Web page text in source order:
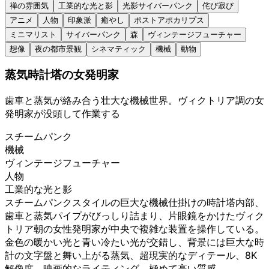
禅の雰囲気 工業的な光と影 光影サイバーパンク
侘び寂び
アニメ
人物 印象派 癒やし
ポストアポカリプス
ミニマリスト
サイバーパンク 森
ヴィンテージフューチャー
想像
夜の都市景観 シネマティック 機械 動物
蒸気時計塔の女発明家
歯車と蒸気が絡み合う壮大な機械世界。ヴィクトリア調の女
発明家が没頭して作業する
スチームパンク
機械
ヴィンテージフューチャー
人物
工業的な光と影
スチームパンクスタイルの巨大な機械仕掛けの時計塔内部、
歯車と蒸気パイプがびっしり詰まり、片眼鏡をかけたヴィク
トリア朝の女性発明家が中央で複雑な装置を操作している。
金色の暖かい光と青い冷たい光が交錯し、背景には巨大な時
計の文字盤と舞い上がる蒸気、超現実的なディテール、8K